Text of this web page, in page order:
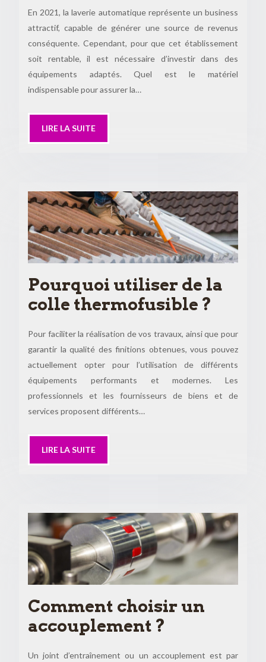
En 2021, la laverie automatique représente un business
attractif, capable de générer une source de revenus
conséquente. Cependant, pour que cet établissement
soit rentable, il est nécessaire d’investir dans des
équipements adaptés. Quel est le matériel
indispensable pour assurer la…
LIRE LA SUITE
Pourquoi utiliser de la
colle thermofusible ?
Pour faciliter la réalisation de vos travaux, ainsi que pour
garantir la qualité des finitions obtenues, vous pouvez
actuellement opter pour l’utilisation de différents
équipements performants et modernes. Les
professionnels et les fournisseurs de biens et de
services proposent différents…
LIRE LA SUITE
Comment choisir un
accouplement ?
Un joint d’entraînement ou un accouplement est par